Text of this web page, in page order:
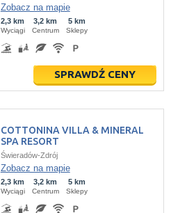
Zobacz na mapie
2,3 km
Wyciągi
3,2 km
Centrum
5 km
Sklepy
SPRAWDŹ CENY
COTTONINA VILLA & MINERAL
SPA RESORT
Świeradów-Zdrój
Zobacz na mapie
2,3 km
Wyciągi
3,2 km
Centrum
5 km
Sklepy